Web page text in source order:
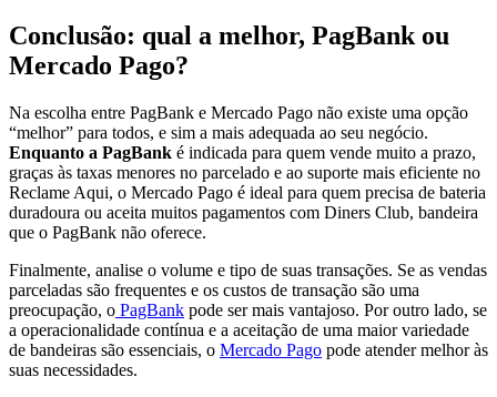
Conclusão: qual a melhor, PagBank ou
Mercado Pago?
Na escolha entre PagBank e Mercado Pago não existe uma opção
“melhor” para todos, e sim a mais adequada ao seu negócio.
Enquanto a PagBank é indicada para quem vende muito a prazo,
graças às taxas menores no parcelado e ao suporte mais eficiente no
Reclame Aqui, o Mercado Pago é ideal para quem precisa de bateria
duradoura ou aceita muitos pagamentos com Diners Club, bandeira
que o PagBank não oferece.
Finalmente, analise o volume e tipo de suas transações. Se as vendas
parceladas são frequentes e os custos de transação são uma
preocupação, o PagBank pode ser mais vantajoso. Por outro lado, se
a operacionalidade contínua e a aceitação de uma maior variedade
de bandeiras são essenciais, o Mercado Pago pode atender melhor às
suas necessidades.